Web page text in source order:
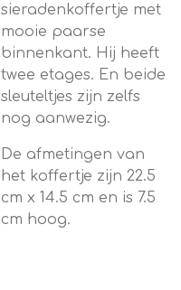
sieradenkoffertje met
mooie paarse
binnenkant. Hij heeft
twee etages. En beide
sleuteltjes zijn zelfs
nog aanwezig.
De afmetingen van
het koffertje zijn 22.5
cm x 14.5 cm en is 7.5
cm hoog.